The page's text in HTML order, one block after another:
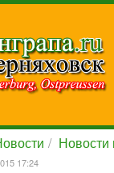
Новости
17:24